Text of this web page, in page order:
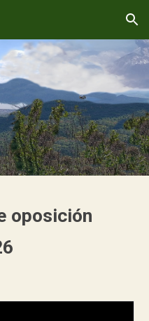
Skip to navigation
oposición